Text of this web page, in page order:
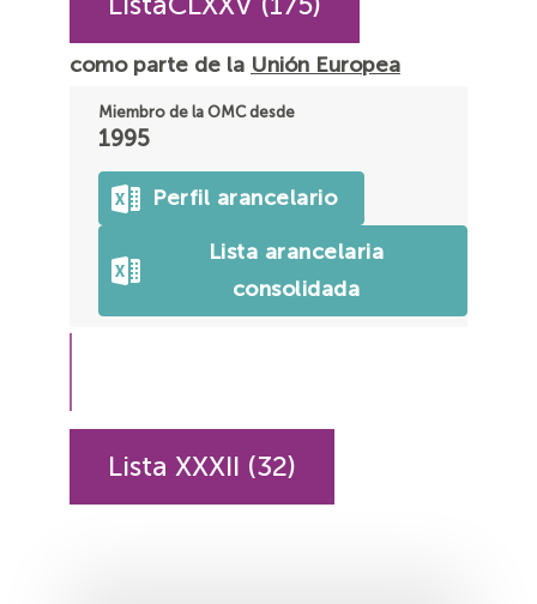
como parte de la Unión Europea
Miembro de la OMC desde
1995
Perfil arancelario
Lista arancelaria
consolidada
Lista XXXII (32)